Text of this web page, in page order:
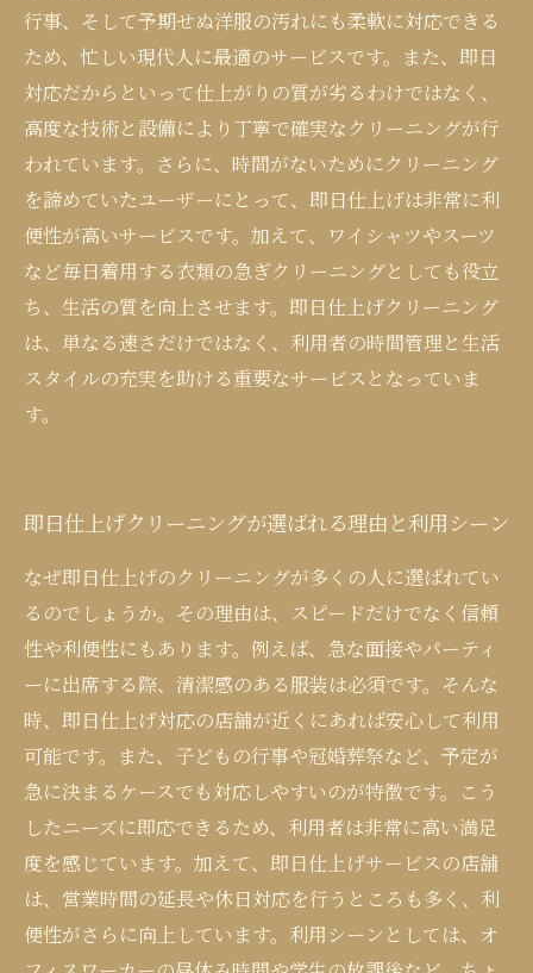
行事、そして予期せぬ洋服の汚れにも柔軟に対応できる
ため、忙しい現代人に最適のサービスです。また、即日
対応だからといって仕上がりの質が劣るわけではなく、
高度な技術と設備により丁寧で確実なクリーニングが行
われています。さらに、時間がないためにクリーニング
を諦めていたユーザーにとって、即日仕上げは非常に利
便性が高いサービスです。加えて、ワイシャツやスーツ
など毎日着用する衣類の急ぎクリーニングとしても役立
ち、生活の質を向上させます。即日仕上げクリーニング
は、単なる速さだけではなく、利用者の時間管理と生活
スタイルの充実を助ける重要なサービスとなっていま
す。
即日仕上げクリーニングが選ばれる理由と利用シーン
なぜ即日仕上げのクリーニングが多くの人に選ばれてい
るのでしょうか。その理由は、スピードだけでなく信頼
性や利便性にもあります。例えば、急な面接やパーティ
ーに出席する際、清潔感のある服装は必須です。そんな
時、即日仕上げ対応の店舗が近くにあれば安心して利用
可能です。また、子どもの行事や冠婚葬祭など、予定が
急に決まるケースでも対応しやすいのが特徴です。こう
したニーズに即応できるため、利用者は非常に高い満足
度を感じています。加えて、即日仕上げサービスの店舗
は、営業時間の延長や休日対応を行うところも多く、利
便性がさらに向上しています。利用シーンとしては、オ